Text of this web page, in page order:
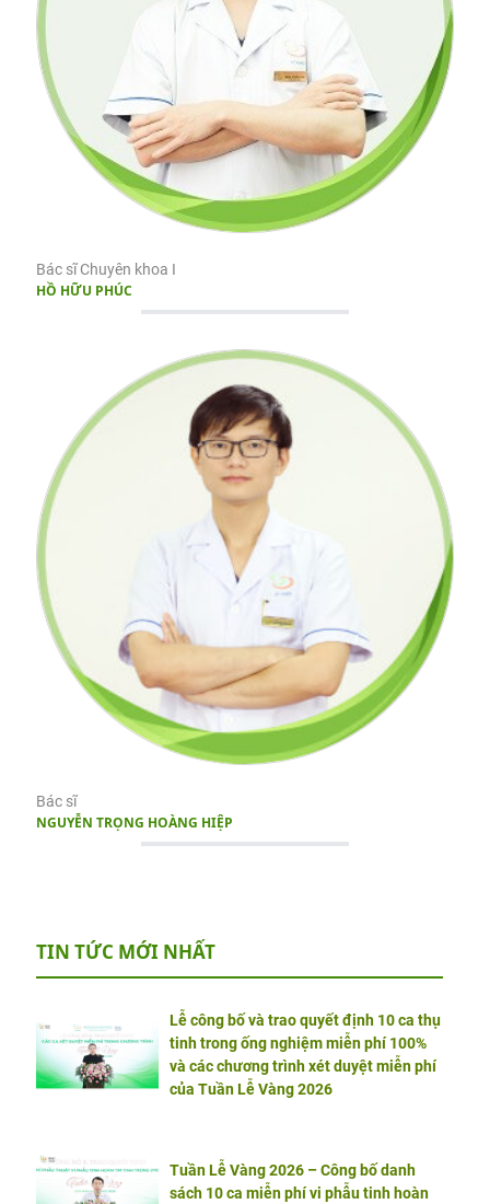
Bác sĩ Chuyên khoa I
HỒ HỮU PHÚC
Bác sĩ
NGUYỄN TRỌNG HOÀNG HIỆP
TIN TỨC MỚI NHẤT
Lễ công bố và trao quyết định 10 ca thụ
tinh trong ống nghiệm miễn phí 100%
và các chương trình xét duyệt miễn phí
của Tuần Lễ Vàng 2026
Tuần Lễ Vàng 2026 – Công bố danh
sách 10 ca miễn phí vi phẫu tinh hoàn